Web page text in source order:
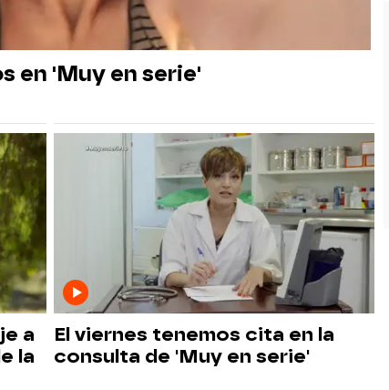
en 'Muy en serie'
a
la
El viernes tenemos cita en la
consulta de 'Muy en serie'